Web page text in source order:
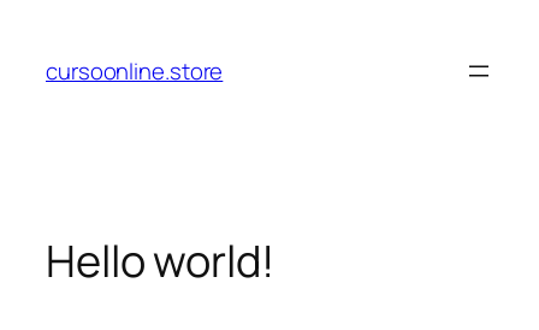
cursoonline.store
Hello world!